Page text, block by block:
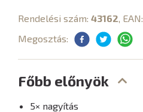
Rendelési szám: 43162, EAN:
Megosztás:
Főbb előnyök
5× nagyítás